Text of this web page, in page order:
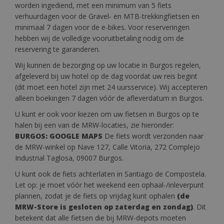
worden ingediend, met een minimum van 5 fiets
verhuurdagen voor de Gravel- en MTB-trekkingfietsen en
minimaal 7 dagen voor de e-bikes. Voor reserveringen
hebben wij de volledige vooruitbetaling nodig om de
reservering te garanderen.
Wij kunnen de bezorging op uw locatie in Burgos regelen,
afgeleverd bij uw hotel op de dag voordat uw reis begint
(dit moet een hotel zijn met 24 uursservice). Wij accepteren
alleen boekingen 7 dagen vóór de afleverdatum in Burgos.
U kunt er ook voor kiezen om uw fietsen in Burgos op te
halen bij een van de MRW-locaties, zie hieronder:
BURGOS: GOOGLE MAPS De fiets wordt verzonden naar
de MRW-winkel op Nave 127, Calle Vitoria, 272 Complejo
Industrial Taglosa, 09007 Burgos.
U kunt ook de fiets achterlaten in Santiago de Compostela.
Let op: je moet vóór het weekend een ophaal-/inleverpunt
plannen, zodat je de fiets op vrijdag kunt ophalen (de
MRW-Store is gesloten op zaterdag en zondag). Dit
betekent dat alle fietsen die bij MRW-depots moeten